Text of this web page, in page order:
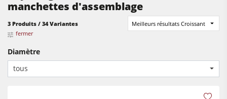
Scies à format
Raboteuses-dégauchisseuses
Scies circulaires-toupies
Machines combinées à 5 fonctions
Scies à format
manchettes d'assemblage
3 Produits / 34 Variantes
Meilleurs résultats Croissant
fermer
Diamètre
tous